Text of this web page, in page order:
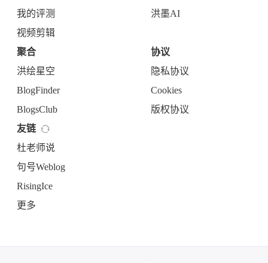
我的评测
视频剪辑
洪墨AI
聚合
洪绘星空
BlogFinder
BlogsClub
协议
隐私协议
Cookies
版权协议
友链
杜老师说
句号Weblog
RisingIce
更多